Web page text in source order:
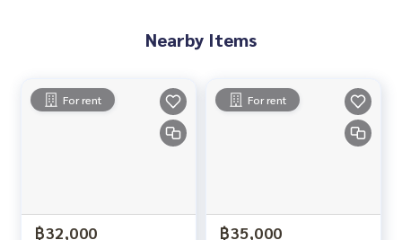
Nearby Items
For rent
฿32,000
For rent
฿35,000